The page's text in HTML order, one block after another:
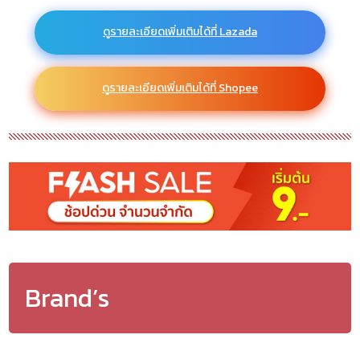
ดูรายละเอียดเพิ่มเติมได้ที่ Lazada
ดูรายละเอียดเพิ่มเติมได้ที่ Shopee
Brand’s